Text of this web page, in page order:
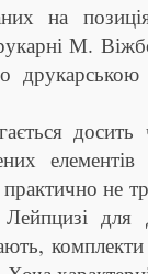
на
М.
досить
не
для
комплекти